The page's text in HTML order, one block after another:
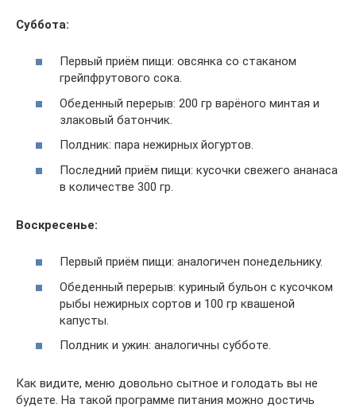
Суббота:
Первый приём пищи: овсянка со стаканом
грейпфрутового сока.
Обеденный перерыв: 200 гр варёного минтая и
злаковый батончик.
Полдник: пара нежирных йогуртов.
Последний приём пищи: кусочки свежего ананаса
в количестве 300 гр.
Воскресенье:
Первый приём пищи: аналогичен понедельнику.
Обеденный перерыв: куриный бульон с кусочком
рыбы нежирных сортов и 100 гр квашеной
капусты.
Полдник и ужин: аналогичны субботе.
Как видите, меню довольно сытное и голодать вы не
будете. На такой программе питания можно достичь